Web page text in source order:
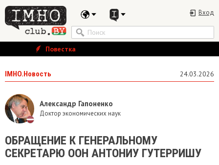
Вход
Повестка
IMHO.Новость 24.03.2026
Александр Гапоненко
Доктор экономических наук
ОБРАЩЕНИЕ К ГЕНЕРАЛЬНОМУ
СЕКРЕТАРЮ ООН АНТОНИУ ГУТЕРРИШУ